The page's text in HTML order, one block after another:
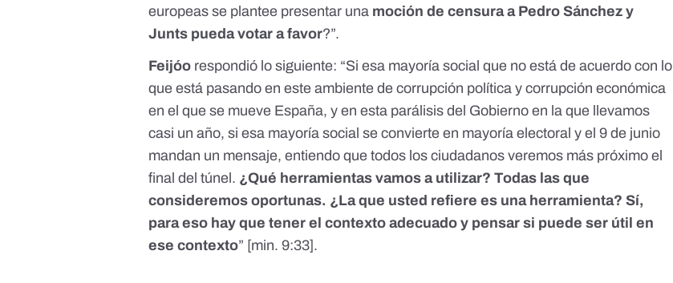
europeas se plantee presentar una moción de censura a Pedro Sánchez y
Junts pueda votar a favor?”.
Feijóo respondió lo siguiente: “Si esa mayoría social que no está de acuerdo con lo
que está pasando en este ambiente de corrupción política y corrupción económica
en el que se mueve España, y en esta parálisis del Gobierno en la que llevamos
casi un año, si esa mayoría social se convierte en mayoría electoral y el 9 de junio
mandan un mensaje, entiendo que todos los ciudadanos veremos más próximo el
final del túnel. ¿Qué herramientas vamos a utilizar? Todas las que
consideremos oportunas. ¿La que usted refiere es una herramienta? Sí,
para eso hay que tener el contexto adecuado y pensar si puede ser útil en
ese contexto” [min. 9:33].